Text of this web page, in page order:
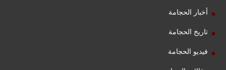
أخبار الحجامة
تاريخ الحجامة
فيديو الحجامة